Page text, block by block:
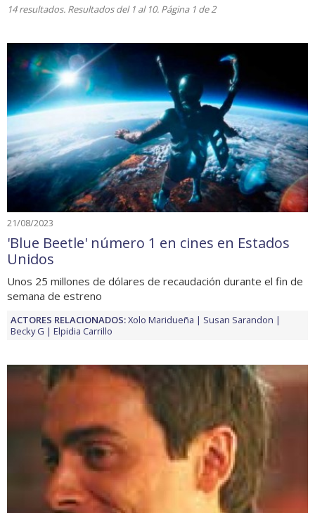
14 resultados. Resultados del 1 al 10. Página 1 de 2
21/08/2023
'Blue Beetle' número 1 en cines en Estados
Unidos
Unos 25 millones de dólares de recaudación durante el fin de
semana de estreno
ACTORES RELACIONADOS:Xolo Maridueña
Susan Sarandon
Becky G
Elpidia Carrillo